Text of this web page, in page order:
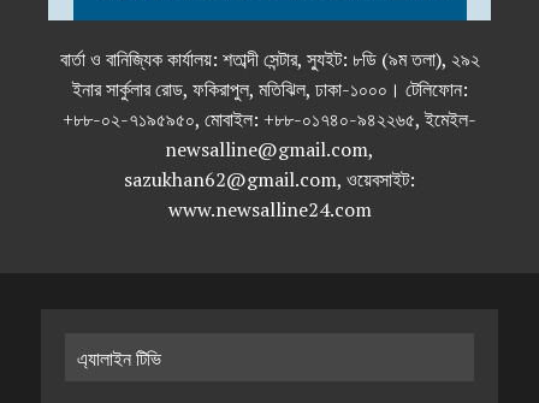
বার্তা ও বানিজ্যিক কার্যালয়: শতাব্দী সেন্টার, স্যুইট: ৮ডি (৯ম তলা), ২৯২
ইনার সার্কুলার রোড, ফকিরাপুল, মতিঝিল, ঢাকা-১০০০। টেলিফোন:
+৮৮-০২-৭১৯৫৯৫০, মোবাইল: +৮৮-০১৭৪০-৯৪২২৬৫, ইমেইল-
newsalline@gmail.com,
sazukhan62@gmail.com, ওয়েবসাইট:
www.newsalline24.com
এ্যালাইন টিভি